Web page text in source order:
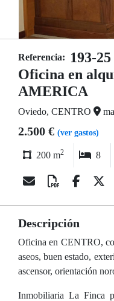
Referencia:
193-25
Oficina en
AMERICA
Oviedo, CENTRO
2.500 € (ver gastos)
200 m2 8
Descripción
Oficina en CENTRO,
aseos, buen estado,
ascensor, orientación
Inmobiliaria La Finca